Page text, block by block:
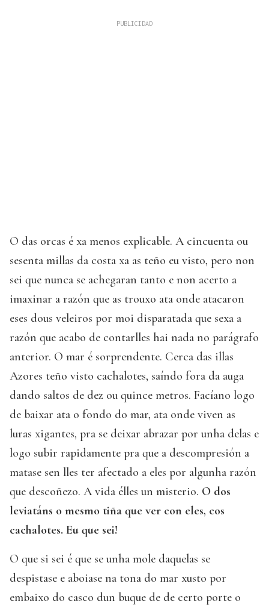
O das orcas é xa menos explicable. A cincuenta ou
sesenta millas da costa xa as teño eu visto, pero non
sei que nunca se achegaran tanto e non acerto a
imaxinar a razón que as trouxo ata onde atacaron
eses dous veleiros por moi disparatada que sexa a
razón que acabo de contarlles hai nada no parágrafo
anterior. O mar é sorprendente. Cerca das illas
Azores teño visto cachalotes, saíndo fora da auga
dando saltos de dez ou quince metros. Facíano logo
de baixar ata o fondo do mar, ata onde viven as
luras xigantes, pra se deixar abrazar por unha delas e
logo subir rapidamente pra que a descompresión a
matase sen lles ter afectado a eles por algunha razón
que descoñezo. A vida élles un misterio. O dos
leviatáns o mesmo tiña que ver con eles, cos
cachalotes. Eu que sei!
O que si sei é que se unha mole daquelas se
despistase e aboiase na tona do mar xusto por
embaixo do casco dun buque de de certo porte o